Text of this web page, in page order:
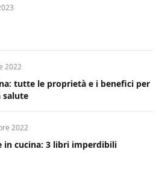
2022
tutte le proprietà e i benefici per
salute
2022
in cucina: 3 libri imperdibili